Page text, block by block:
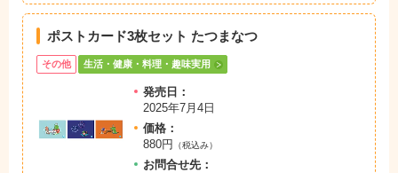
ポストカード3枚セット たつまなつ
その他 生活・健康・料理・趣味実用
発売日：
2025年7月4日
価格：
880円
（税込み）
お問合せ先：